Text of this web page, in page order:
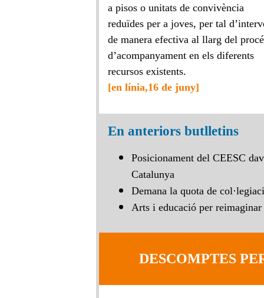
a pisos o unitats de convivència
reduïdes per a joves, per tal
de manera efectiva al llarg del
d’acompanyament en els diferents
recursos existents.
[en línia,16 de juny]
En anteriors butlletins
Posicionament del CEESC
Catalunya
Demana la quota de
Arts i educació per
DESCOMPTES